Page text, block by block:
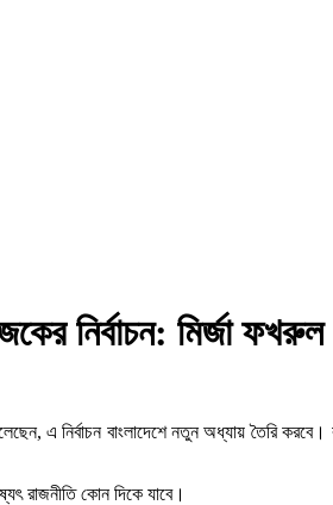
নির্বাচন: মির্জা ফখরুল
এ নির্বাচন বাংলাদেশে নতুন অধ্যায় তৈরি করবে।
রাজনীতি কোন দিকে যাবে।